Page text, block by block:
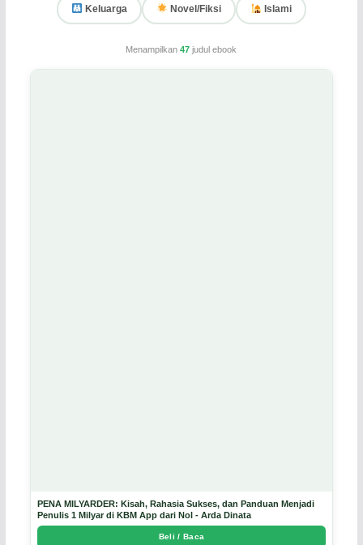
Keluarga Novel/Fiksi Islami
Menampilkan47 judul ebook
PENA MILYARDER: Kisah, Rahasia Sukses, dan Panduan Menjadi
Penulis 1 Milyar di KBM App dari Nol - Arda Dinata
Beli / Baca